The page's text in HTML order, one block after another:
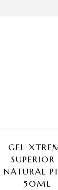
GEL
SUPERIOR
NATURAL
50ML